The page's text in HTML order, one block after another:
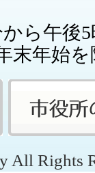
ら午後
末年始
All Rights